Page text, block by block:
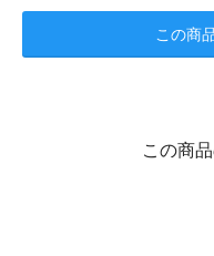
この商
この商